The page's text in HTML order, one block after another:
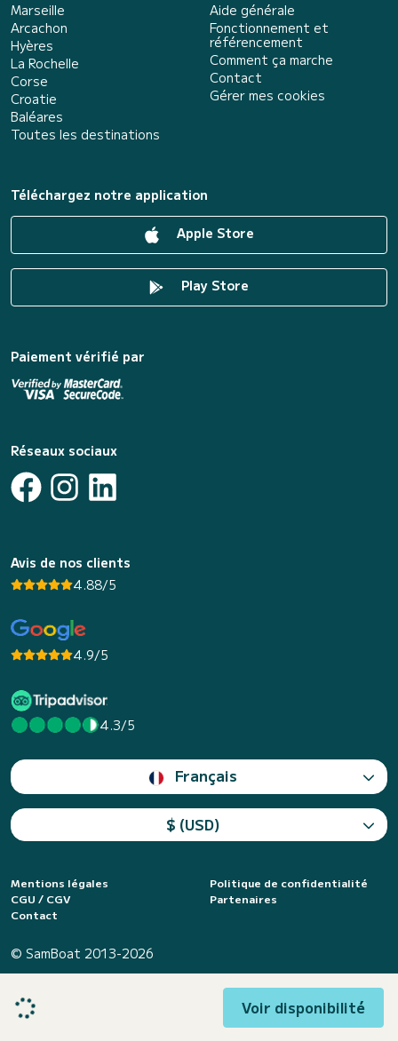
Voir disponibilité
Marseille
Arcachon
Hyères
La Rochelle
Corse
Croatie
Baléares
Toutes les destinations
Aide générale
Fonctionnement et
référencement
Comment ça marche
Contact
Gérer mes cookies
Téléchargez notre application
Apple Store
Play Store
Paiement vérifié par
Réseaux sociaux
Avis de nos clients
4.88/5
4.9/5
4.3/5
Français
$ (USD)
Mentions légales
Politique de confidentialité
CGU / CGV
Partenaires
Contact
© SamBoat 2013-2026